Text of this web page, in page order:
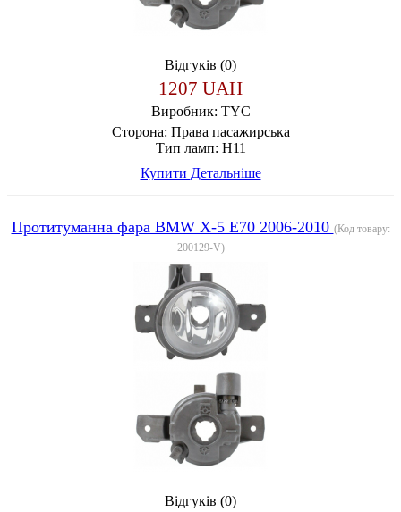
Відгуків (0)
1207 UAH
Виробник: TYC
Сторона: Права пасажирська
Тип ламп: H11
Купити Детальніше
Протитуманна фара BMW X-5 E70 2006-2010 (Код товару:
200129-V)
Відгуків (0)